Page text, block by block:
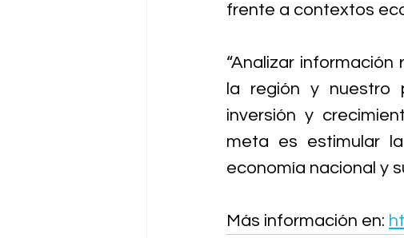
frente a contextos
“Analizar
la región y nuestro
inversión y
meta es estimular
economía nacional y
Más información en: